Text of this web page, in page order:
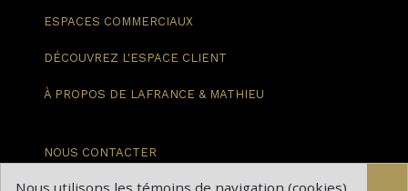
ESPACES COMMERCIAUX
DÉCOUVREZ L'ESPACE CLIENT
À PROPOS DE LAFRANCE & MATHIEU
NOUS CONTACTER
Nous utilisons les témoins de navigation (cookies)